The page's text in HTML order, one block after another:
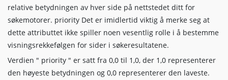
relative betydningen av hver side på nettstedet ditt for
søkemotorer. priority Det er imidlertid viktig å merke seg at
dette attributtet ikke spiller noen vesentlig rolle i å bestemme
visningsrekkefølgen for sider i søkeresultatene.
Verdien " priority " er satt fra 0,0 til 1,0, der 1,0 representerer
den høyeste betydningen og 0,0 representerer den laveste.